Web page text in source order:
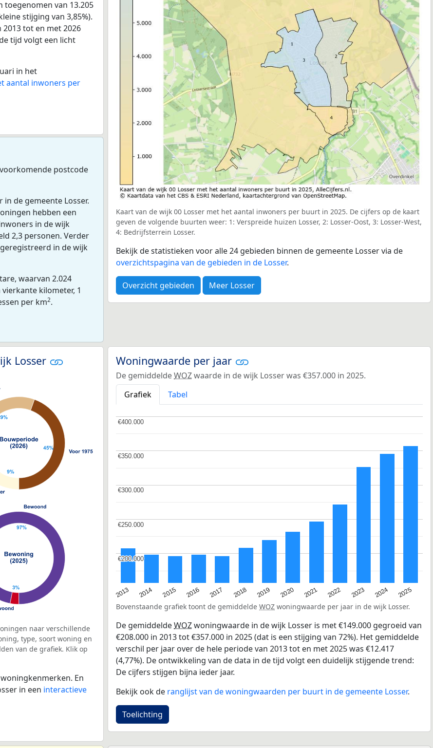
toegenomen van 13.205
stijging van 3,85%).
tot en met 2026
tijd volgt een licht
in het
aantal inwoners per
postcode
in de gemeente Losser.
hebben een
in de wijk
2,3 personen. Verder
in de wijk
waarvan 2.024
kilometer, 1
per km2.
Kaart van de wijk 00 Losser met het aantal inwoners per buurt in 2025. De cijfers op de kaart
geven de volgende buurten weer: 1: Verspreide huizen Losser, 2: Losser-Oost, 3: Losser-West,
4: Bedrijfsterrein Losser.
Bekijk de statistieken voor alle 24 gebieden binnen de gemeente Losser via de
overzichtspagina van de gebieden in de Losser.
Overzicht gebieden Meer Losser
Losser
naar verschillende
type, soort woning en
van de grafiek. Klik op
En
in een interactieve
Woningwaarde per jaar
De gemiddeldeWOZwaarde in de wijk Losser was €357.000 in 2025.
Grafiek
Tabel
2013 2014 2015 2016 2017 2018 2019 2020 2021 2022 2023 2024 2025
€200.000
€200.000
€250.000
€250.000
€300.000
€300.000
€350.000
€350.000
€400.000
€400.000
Bovenstaande grafiek toont de gemiddelde WOZ woningwaarde per jaar in de wijk Losser.
De gemiddeldeWOZwoningwaarde in de wijk Losser is met €149.000 gegroeid van
€208.000 in 2013 tot €357.000 in 2025 (dat is een stijging van 72%). Het gemiddelde
verschil per jaar over de hele periode van 2013 tot en met 2025 was €12.417
(4,77%). De ontwikkeling van de data in de tijd volgt een duidelijk stijgende trend:
De cijfers stijgen bijna ieder jaar.
Bekijk ook de ranglijst van de woningwaarden per buurt in de gemeente Losser.
Toelichting